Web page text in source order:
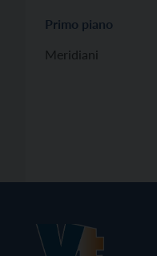
Primo piano
Meridiani